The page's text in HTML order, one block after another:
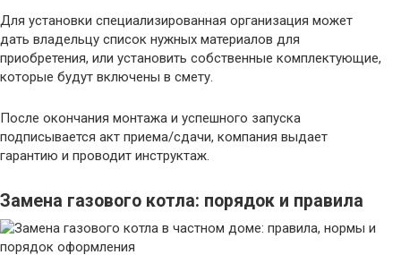
Для установки специализированная организация может
дать владельцу список нужных материалов для
приобретения, или установить собственные комплектующие,
которые будут включены в смету.
После окончания монтажа и успешного запуска
подписывается акт приема/сдачи, компания выдает
гарантию и проводит инструктаж.
Замена газового котла: порядок и правила